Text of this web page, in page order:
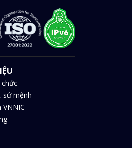
chức
sứ mệnh
VNNIC